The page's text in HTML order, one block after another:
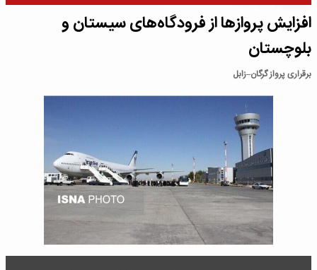
افزایش پروازها از فرودگاه‌های سیستان و
بلوچستان
برقراری پرواز گرگان–زابل